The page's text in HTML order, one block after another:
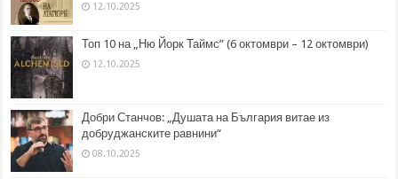
12.10.2025
Топ 10 на „Ню Йорк Таймс” (6 октомври – 12 октомври)
12.10.2025
Добри Станчов: „Душата на България витае из
добруджанските равнини“
08.10.2025